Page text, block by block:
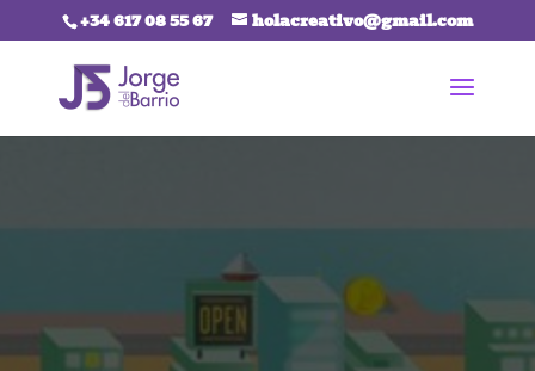
+34 617 08 55 67 holacreativo@gmail.com